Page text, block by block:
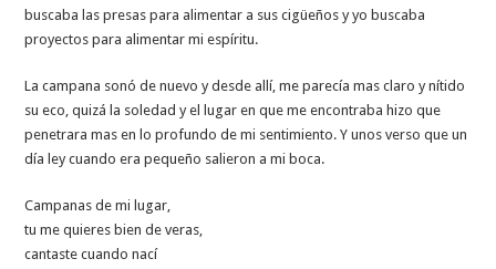
buscaba las presas para alimentar a sus cigüeños y yo buscaba
proyectos para alimentar mi espíritu.
La campana sonó de nuevo y desde allí, me parecía mas claro y nítido
su eco, quizá la soledad y el lugar en que me encontraba hizo que
penetrara mas en lo profundo de mi sentimiento. Y unos verso que un
día ley cuando era pequeño salieron a mi boca.
Campanas de mi lugar,
tu me quieres bien de veras,
cantaste cuando nací